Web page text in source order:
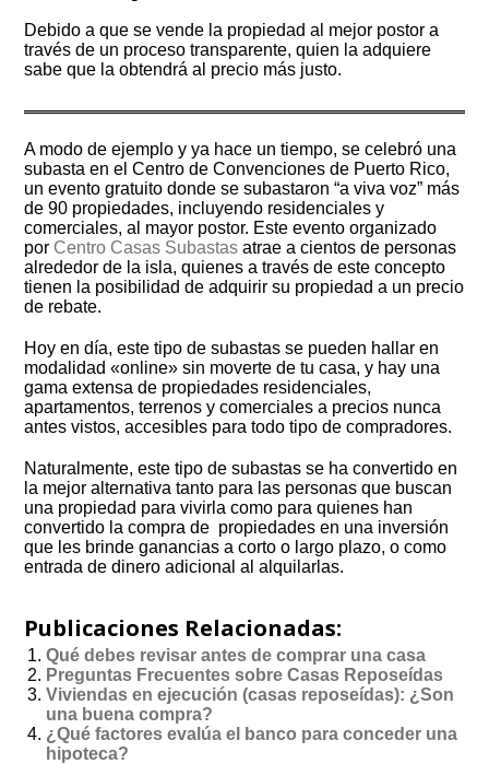
Debido a que se vende la propiedad al mejor postor a
través de un proceso transparente, quien la adquiere
sabe que la obtendrá al precio más justo.
A modo de ejemplo y ya hace un tiempo, se celebró una
subasta en el Centro de Convenciones de Puerto Rico,
un evento gratuito donde se subastaron “a viva voz” más
de 90 propiedades, incluyendo residenciales y
comerciales, al mayor postor. Este evento organizado
por Centro Casas Subastas atrae a cientos de personas
alrededor de la isla, quienes a través de este concepto
tienen la posibilidad de adquirir su propiedad a un precio
de rebate.
Hoy en día, este tipo de subastas se pueden hallar en
modalidad «online» sin moverte de tu casa, y hay una
gama extensa de propiedades residenciales,
apartamentos, terrenos y comerciales a precios nunca
antes vistos, accesibles para todo tipo de compradores.
Naturalmente, este tipo de subastas se ha convertido en
la mejor alternativa tanto para las personas que buscan
una propiedad para vivirla como para quienes han
convertido la compra de propiedades en una inversión
que les brinde ganancias a corto o largo plazo, o como
entrada de dinero adicional al alquilarlas.
Publicaciones Relacionadas:
Qué debes revisar antes de comprar una casa
Preguntas Frecuentes sobre Casas Reposeídas
Viviendas en ejecución (casas reposeídas): ¿Son
una buena compra?
¿Qué factores evalúa el banco para conceder una
hipoteca?